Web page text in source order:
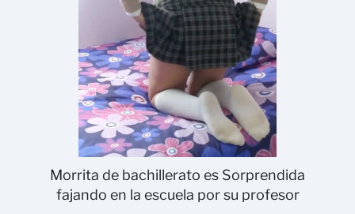
Morrita de bachillerato es Sorprendida
fajando en la escuela por su profesor